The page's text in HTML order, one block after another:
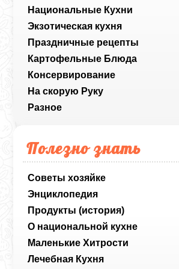
Национальные Кухни
Экзотическая кухня
Праздничные рецепты
Картофельные Блюда
Консервирование
На скорую Руку
Разное
Полезно знать
Советы хозяйке
Энциклопедия
Продукты (история)
О национальной кухне
Маленькие Хитрости
Лечебная Кухня